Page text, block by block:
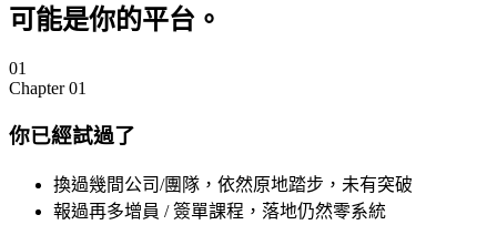
可能是你的平台。
01
Chapter01
你已經試過了
換過幾間公司/團隊，依然原地踏步，未有突破
報過再多增員 / 簽單課程，落地仍然零系統